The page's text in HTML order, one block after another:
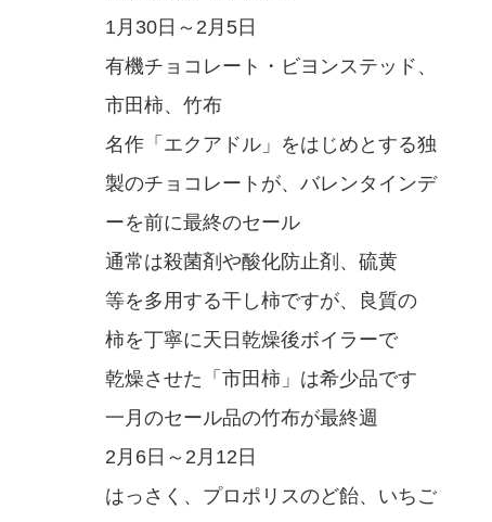
1月30日～2月5日
有機チョコレート・ビヨンステッド、
市田柿、竹布
名作「エクアドル」をはじめとする独
製のチョコレートが、バレンタインデ
ーを前に最終のセール
通常は殺菌剤や酸化防止剤、硫黄
等を多用する干し柿ですが、良質の
柿を丁寧に天日乾燥後ボイラーで
乾燥させた「市田柿」は希少品です
一月のセール品の竹布が最終週
2月6日～2月12日
はっさく、プロポリスのど飴、いちご